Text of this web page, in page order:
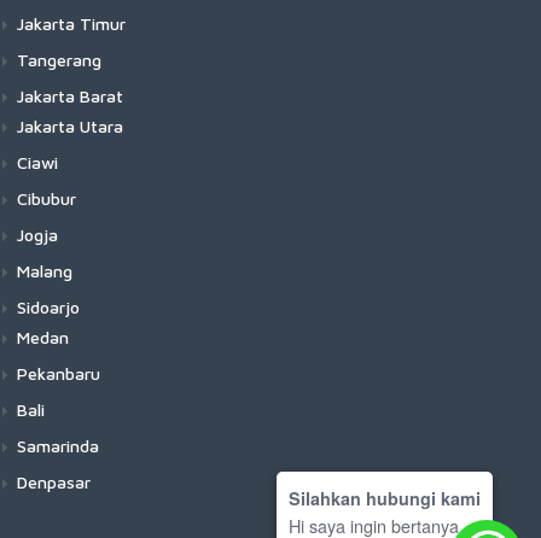
Jakarta Timur
Tangerang
Jakarta Barat
Jakarta Utara
Ciawi
Cibubur
Jogja
Malang
Sidoarjo
Medan
Pekanbaru
Bali
Samarinda
Denpasar
Silahkan hubungi kami
Hi saya ingin bertanya